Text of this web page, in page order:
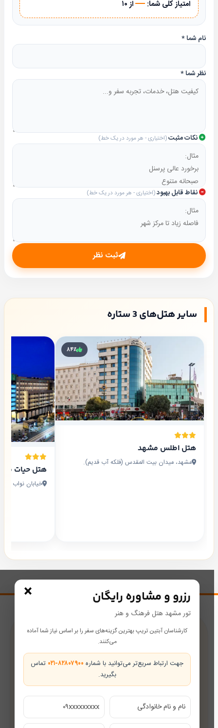
نام شما*
نظر شما*
نکات مثبت(اختیاری - هر مورد در یک خط)
نقاط قابل بهبود(اختیاری - هر مورد در یک خط)
ثبت نظر
امتیاز کلی شما: —از ۱۰
سایر هتل‌های 3 ستاره
۸۴٪
هتل اطلس مشهد
مشهد، میدان بیت المقدس (فلکه آب قدیم).
هتل حیات
خیابان نواب صفوی
رزرو و مشاوره رایگان
تور مشهد هتل فرهنگ و هنر
کارشناسان آبتین تریپ بهترین گزینه‌های سفر را بر اساس نیاز شما آماده
می‌کنند.
جهت ارتباط سریع‌تر می‌توانید با شماره ۰۲۱-۸۲۸۰۷۹۰۰ تماس
بگیرید.
×
پشتیبانی در طول سفر
همراه شما از رزرو تا بازگشت
تضمین بهترین قیمت
قیمت‌های رقابتی
مشاوره رایگان
کارشناسان مجرب گردشگری